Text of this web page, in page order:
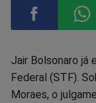
no
no
Jair Bolsonaro já
Federal (STF).
Moraes, o